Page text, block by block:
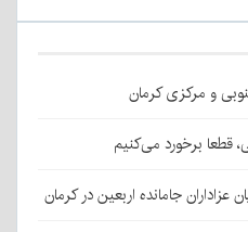
و مرکزی کرمان
قطعا برخورد می‌کنیم